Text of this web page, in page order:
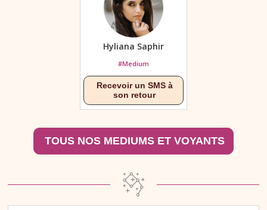
Hyliana Saphir
#Medium